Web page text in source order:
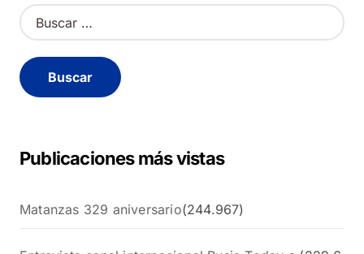
B
u
c
a
Publicaciones más vistas
Matanzas 329 aniversario(244.967)